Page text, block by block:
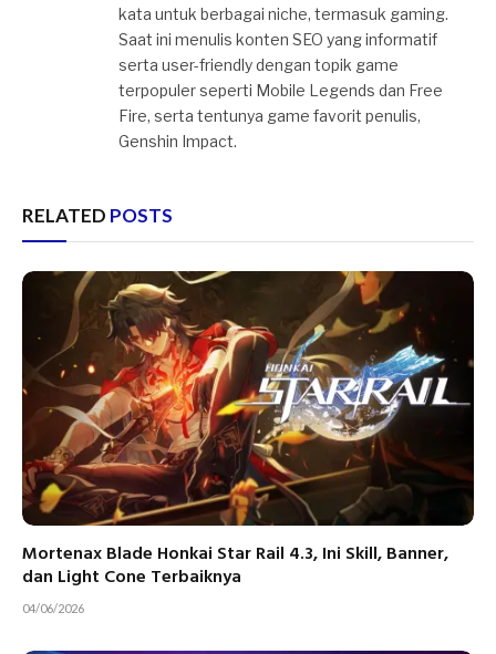
kata untuk berbagai niche, termasuk gaming.
Saat ini menulis konten SEO yang informatif
serta user-friendly dengan topik game
terpopuler seperti Mobile Legends dan Free
Fire, serta tentunya game favorit penulis,
Genshin Impact.
RELATED POSTS
Mortenax Blade Honkai Star Rail 4.3, Ini Skill, Banner,
dan Light Cone Terbaiknya
04/06/2026